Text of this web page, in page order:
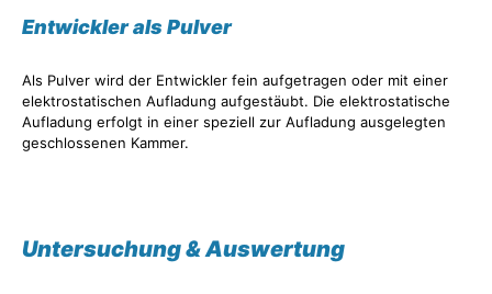
Entwickler als Pulver
Als Pulver wird der Entwickler fein aufgetragen oder mit einer
elektrostatischen Aufladung aufgestäubt. Die elektrostatische
Aufladung erfolgt in einer speziell zur Aufladung ausgelegten
geschlossenen Kammer.
Untersuchung & Auswertung